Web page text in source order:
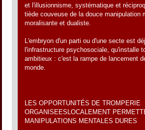
et l'illusionnisme, systématique et
tiède couveuse de la douce manipulation
moralisante et dualiste.
L'embryon d'un parti ou d'une secte est
l'infrastructure psychosociale, qu'installe
ambitieux : c'est la rampe de lancement
monde.
LES OPPORTUNITÉS DE TROMPERIE
ORGANISEESLOCALEMENT
MANIPULATIONS MENTALES DURES